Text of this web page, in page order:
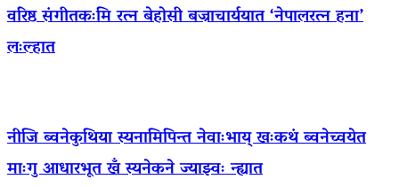
वरिष्ठ संगीतकःमि रत्न बेहोसी बज्राचार्ययात ‘नेपालरत्न हना’
लःल्हात
नीजि ब्वनेकुथिया स्यनामिपिन्त नेवाःभाय् खःकथं ब्वनेच्वयेत
माःगु आधारभूत खँ स्यनेकने ज्याझ्वः न्ह्यात